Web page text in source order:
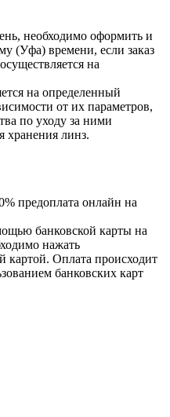
необходимо оформить и
(Уфа) времени, если заказ
на
на определенный
от их параметров,
по уходу за ними
хранения линз.
предоплата онлайн на
банковской карты на
нажать
картой. Оплата происходит
банковских карт